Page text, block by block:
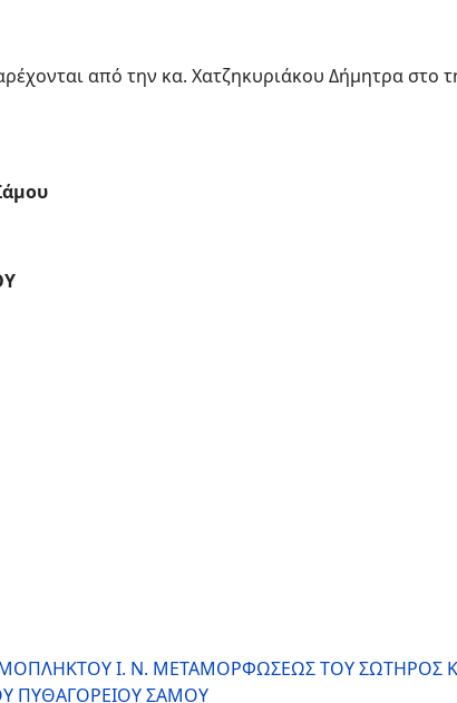
από την κα. Χατζηκυριάκου Δήμητρα στο
Ι. Ν. ΜΕΤΑΜΟΡΦΩΣΕΩΣ ΤΟΥ ΣΩΤΗΡΟΣ
ΠΥΘΑΓΟΡΕΙΟΥ ΣΑΜΟΥ